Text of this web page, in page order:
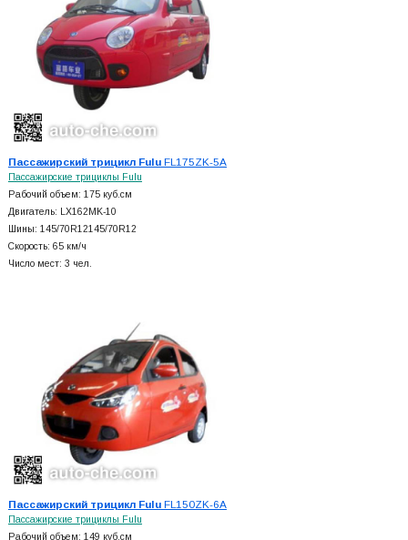
Пассажирский трицикл FuluFL175ZK-5A
Пассажирские трициклы Fulu
Рабочий объем: 175 куб.см
Двигатель: LX162MK-10
Шины: 145/70R12145/70R12
Скорость: 65 км/ч
Число мест: 3 чел.
Пассажирский трицикл FuluFL150ZK-6A
Пассажирские трициклы Fulu
Рабочий объем: 149 куб.см